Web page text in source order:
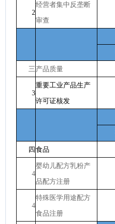
2
经营者集中反垄断
审查
三产品质量
3
重要工业产品生产
许可证核发
四食品
4
婴幼儿配方乳粉产
品配方注册
4
特殊医学用途配方
食品注册